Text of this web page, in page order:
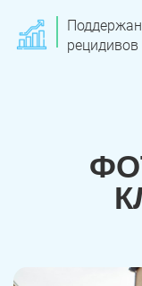
рецидивов